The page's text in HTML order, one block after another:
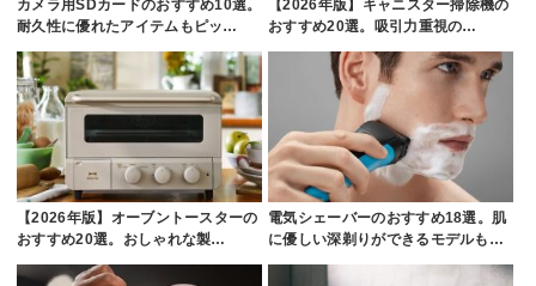
カメラ用SDカードのおすすめ10選。
耐久性に優れたアイテムもピッ…
【2026年版】キャニスター掃除機の
おすすめ20選。吸引力重視の…
【2026年版】オーブントースターの
おすすめ20選。おしゃれな製…
電気シェーバーのおすすめ18選。肌
に優しい深剃りができるモデルも…